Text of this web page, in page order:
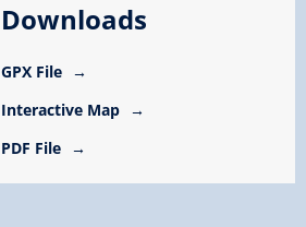
Downloads
GPX File
Interactive Map
PDF File